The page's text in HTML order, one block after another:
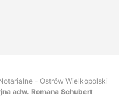
- Ostrów Wielkopolski
adw. Romana Schubert